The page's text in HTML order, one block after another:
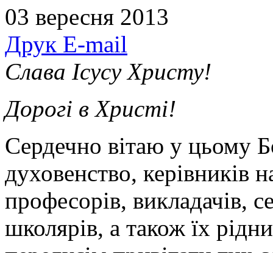
03 вересня 2013
Друк E-mail
Слава Ісусу Христу!
Дорогі в Христі!
Сердечно вітаю у цьому
духовенство, керівників
професорів, викладачів,
школярів, а також їх